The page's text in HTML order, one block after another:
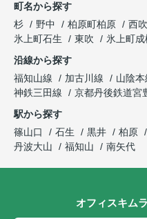
町名から探す
杉
野中 柏原町柏原 西吹
氷上町石生
東吹
氷上町成
沿線から探す
福知山線
加古川線 山陰本
神鉄三田線
京都丹後鉄道宮
駅から探す
篠山口
石生 黒井 柏原
丹波大山
福知山 南矢代
オフィスキム